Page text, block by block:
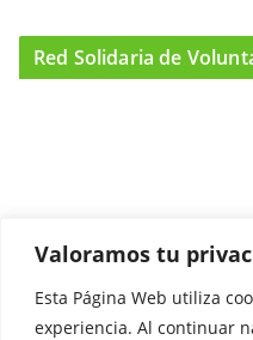
Valoramos tu
Esta Página Web utiliza
experiencia. Al continuar
Red Solidaria de
Promociónate